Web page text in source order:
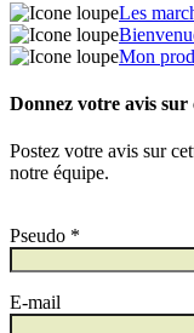
Les
Mon
Donnez votre avis sur
Postez votre avis sur
notre équipe.
Pseudo *
E-mail